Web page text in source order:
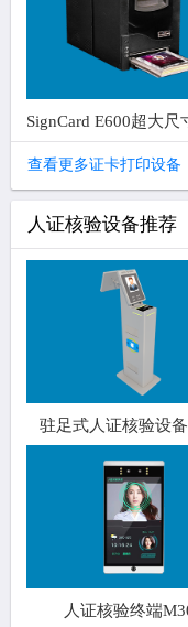
查看更多证卡打印设备
人证核验设备推荐
驻足式人证核验设
人证核验终端